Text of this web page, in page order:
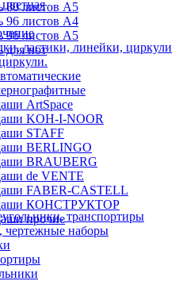
80 листов А5
96 листов А4
96 листов А5
для нот
ластики, линейки, циркули
ArtSpace
KOH-I-NOOR
STAFF
BERLINGO
BRAUBERG
de VENTE
FABER-CASTELL
КОНСТРУКТОР
прочиетранспортиры
чертежные наборы